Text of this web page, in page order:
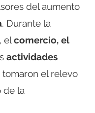
del aumento
. Durante la
elcomercio, el
actividades
tomaron el relevo
de la